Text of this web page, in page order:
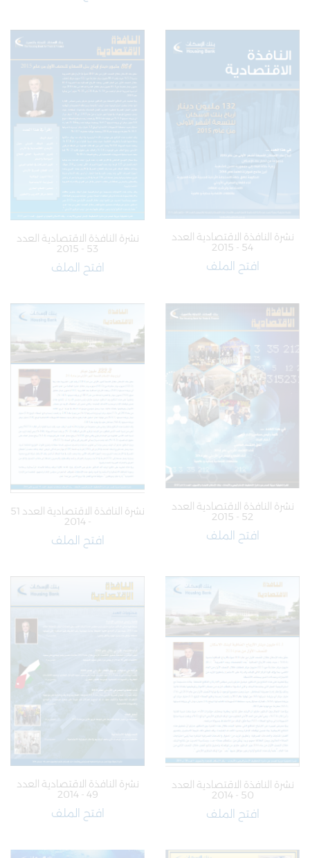
نشرة النافذة الاقتصادية العدد
54 - 2015
افتح الملف
نشرة النافذة الاقتصادية العدد
53 - 2015
افتح الملف
نشرة النافذة الاقتصادية العدد
52 - 2015
افتح الملف
نشرة النافذة الاقتصادية العدد 51
- 2014
افتح الملف
نشرة النافذة الاقتصادية العدد
50 - 2014
افتح الملف
نشرة النافذة الاقتصادية العدد
49 - 2014
افتح الملف